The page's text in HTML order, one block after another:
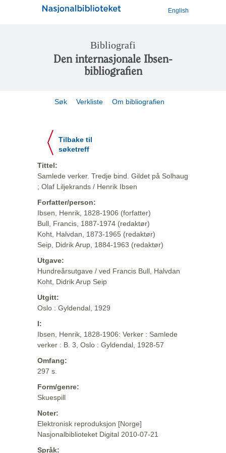
English
Bibliografi
Den internasjonale Ibsen-
bibliografien
Søk Verkliste Om bibliografien
Tilbake til
søketreff
Tittel:
Samlede verker. Tredje bind. Gildet på Solhaug
; Olaf Liljekrands / Henrik Ibsen
Forfatter/person:
Ibsen, Henrik, 1828-1906 (forfatter)
Bull, Francis, 1887-1974 (redaktør)
Koht, Halvdan, 1873-1965 (redaktør)
Seip, Didrik Arup, 1884-1963 (redaktør)
Utgave:
Hundreårsutgave / ved Francis Bull, Halvdan
Koht, Didrik Arup Seip
Utgitt:
Oslo : Gyldendal, 1929
I:
Ibsen, Henrik, 1828-1906: Verker : Samlede
verker : B. 3, Oslo : Gyldendal, 1928-57
Omfang:
297 s.
Form/genre:
Skuespill
Noter:
Elektronisk reproduksjon [Norge]
Nasjonalbiblioteket Digital 2010-07-21
Språk: